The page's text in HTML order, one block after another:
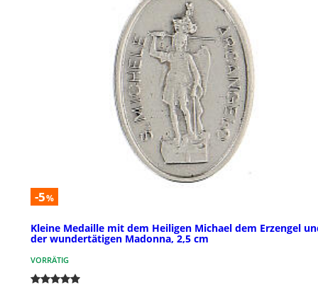
-5%
Kleine Medaille mit dem Heiligen Michael dem Erzengel
der wundertätigen Madonna, 2,5 cm
VORRÄTIG